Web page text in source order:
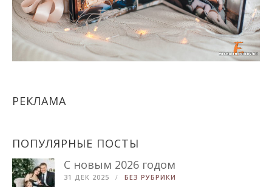
РЕКЛАМА
ПОПУЛЯРНЫЕ ПОСТЫ
С новым 2026 годом
31 ДЕК 2025 БЕЗ РУБРИКИ